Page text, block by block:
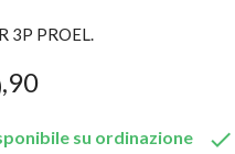
3P PROEL.
,90
su ordinazione 